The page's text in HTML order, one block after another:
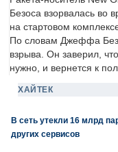
Безоса взорвалась во
на стартовом
По словам Джеффа
взрыва. Он заверил,
нужно, и вернется к
ХАЙТЕК
В сеть утекли 16 млрд
других сервисов